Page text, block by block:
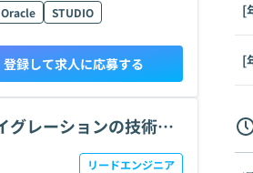
Oracle STUDIO
登録して求人に応募する
グレーションの技術統
リードエンジニア
[
[